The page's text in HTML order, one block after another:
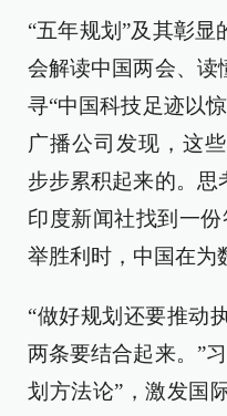
“五年规划”及其彰显
会解读中国两会、读
寻“中国科技足迹以
广播公司发现，这
步步累积起来的。思
印度新闻社找到一
举胜利时，中国在为
“做好规划还要推动
两条要结合起来。”
划方法论”，激发国